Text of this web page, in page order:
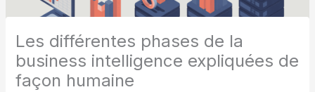
Les différentes phases de la
business intelligence expliquées de
façon humaine